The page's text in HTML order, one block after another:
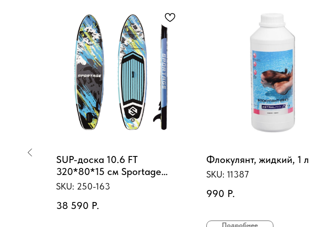
SUP-доска 10.6 FT
320*80*15 см Sportage
Extreme + 4 аксессуара
SKU: 250-163
38 590 Р.
Флокулянт, жидкий, 1 л
SKU: 11387
990 Р.
Подробнее